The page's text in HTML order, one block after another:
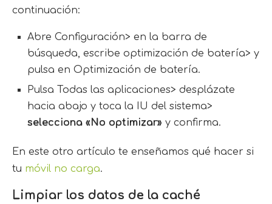
continuación:
Abre Configuración> en la barra de
búsqueda, escribe optimización de batería> y
pulsa en Optimización de batería.
Pulsa Todas las aplicaciones> desplázate
hacia abajo y toca la IU del sistema>
selecciona «No optimizar» y confirma.
En este otro artículo te enseñamos qué hacer si
tu móvil no carga.
Limpiar los datos de la caché